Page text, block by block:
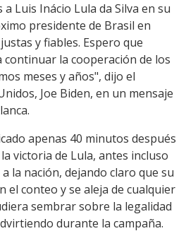
Luis Inácio Lula da Silva en su
presidente de Brasil en
y fiables. Espero que
la cooperación de los
meses y años", dijo el
Joe Biden, en un mensaje
apenas 40 minutos después
victoria de Lula, antes incluso
la nación, dejando claro que su
el conteo y se aleja de cualquier
sembrar sobre la legalidad
durante la campaña.